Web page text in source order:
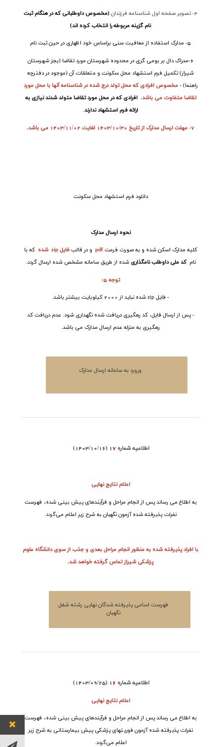
4- تصویر صفحه اول شناسنامه فرزندان
(مخصوص داوطلبانی که در هنگام ثبت
نام گزینه مربوطه را انتخاب کرده اند)
5- مدارک استفاده از معافیت سنی براساس خود اظهاری در حین ثبت نام
6-مدراک دال بر بومی گری در محدوده شهرستان مورد تقاضا (بجز شهرستان
شیراز) تکمیل فرم استشهاد محل سکونت و متعلقات آن (موجود در دفترچه
راهنما)-مخصوص افرادی که محل تولد درج شده در شناسنامه آنها با محل مورد
تقاضا متفاوت می باشد. افرادی که در محل مورد تقاضا متولد شدند نیازی به
ارائه فرم استشهاد ندارند.
7- مهلت ارسال مدارک از تاریخ 1403/10/30 لغایت 1403/11/02 می باشد.
دانلود فرم استشهاد محل سکونت
نحوه ارسال مدارک
کلیه مدارک اسکن شده و به صورت فرمتpdf و در قالبفایلzip شدهکه با
نامکد ملی داوطلب نامگذاری شده از طریق سامانه مشخص شده ارسال گردد.
توجه 5:
- فایل zipشده نباید از 2000 کیلوبایت بیشتر باشد.
- پس از ارسال فایل، کد رهگیری دریافت شده نگهداری شود. عدم دریافت کد
رهگیری به منزله عدم ارسال مدارک می باشد.
ورورد به سامانه ارسال مدارک
اطلاعیه شماره 17
(1403/10/16)
اعلام نتایج نهایی
به اطلاع می رساند پس از انجام مراحل و فرآیندهای پیش بینی شده، فهرست
نفرات پذیرفته شده آزموننگهبان به شرح زیر اعلام می‌گردد.
با افراد پذیرفته شده به منظور انجام مراحل بعدی و جذب از سوی دانشگاه علوم
پزشکی شیراز تماس گرفته خواهد شد.
فهرست اسامی پذیرفته شدگان نهایی رشته شغل
نگهبان
اطلاعیه شماره 16
(1403/09/25)
اعلام نتایج نهایی
به اطلاع می رساند پس از انجام مراحل و فرآیندهای پیش بینی شده، فهرست
نفرات پذیرفته شده آزمون فوریتهای پزشکی پیش بیمارستانی به شرح زیر
اعلام می‌گردد.